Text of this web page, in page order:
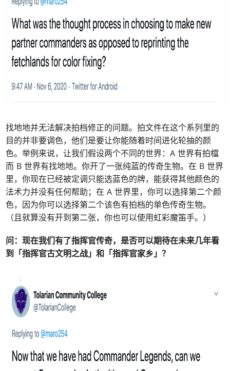
找地地并无法解决拍档修正的问题。拍文件在这个系列里的
目的并非要调色，他们是要让你能随着时间进化轮抽的颜
色。举例来说，让我们假设两个不同的世界：A 世界有拍檔
而 B 世界有找地地。你开了一张纯蓝的传奇生物。在 B 世界
里，你现在已经被定调只能选蓝色的牌，能获得其他颜色的
法术力并没有任何帮助；在 A 世界里，你可以选择第二个颜
色，因为你可以选择第二个该色有拍档的单色传奇生物。
（且就算没有开到第二张，你也可以使用虹彩魔笛手。）
问：现在我们有了指挥官传奇，是否可以期待在未来几年看
到「指挥官古文明之战」和「指挥官家乡」？